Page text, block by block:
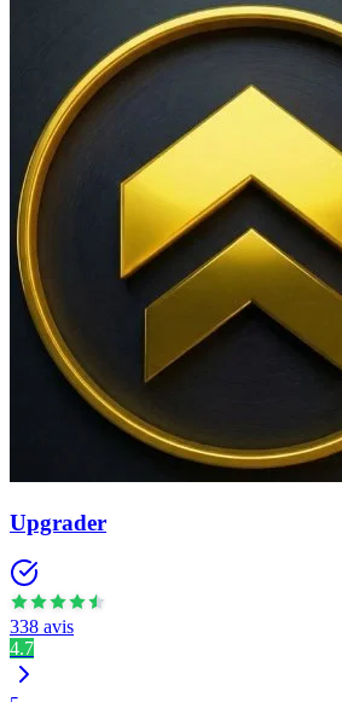
Upgrader
338 avis
4.7